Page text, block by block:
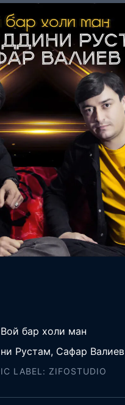
Вой бар холи ман
Рустам, Сафар Валиев
LABEL: ZIFOSTUDIO